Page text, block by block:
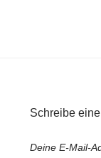
Schreibe
Deine E-Mail-